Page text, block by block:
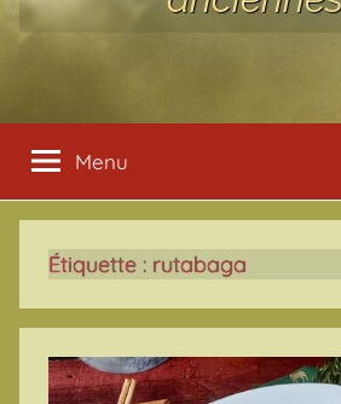
Menu
Étiquette : rutabaga